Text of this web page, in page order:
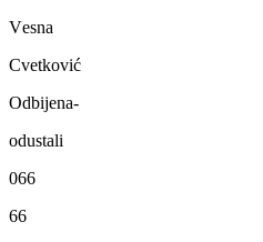
Vеsna
Cvеtković
Odbijеna-
odustali
066
66